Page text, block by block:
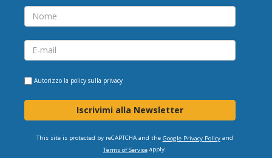
Autorizzo la policy sulla privacy
Iscrivimi alla Newsletter
This site is protected by reCAPTCHA and the Google Privacy Policyand
Terms of Serviceapply.